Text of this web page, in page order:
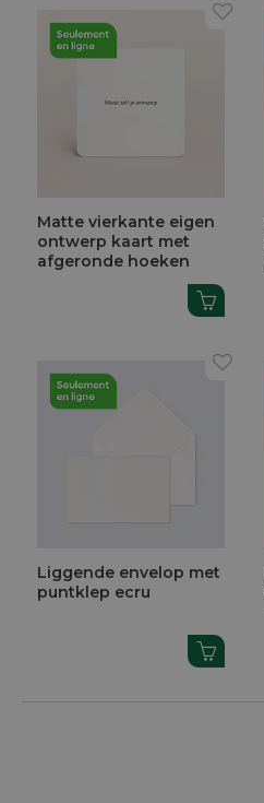
Matte vierkante eigen
ontwerp kaart met
afgeronde hoeken
Liggende envelop met
puntklep ecru